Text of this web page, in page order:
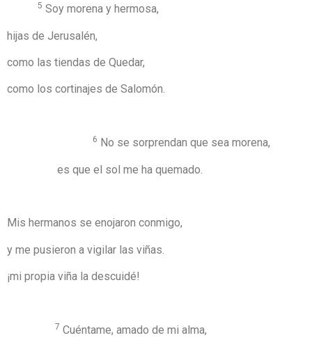
5 Soy morena y hermosa,
hijas de Jerusalén,
como las tiendas de Quedar,
como los cortinajes de Salomón.
6 No se sorprendan que sea morena,
es que el sol me ha quemado.
Mis hermanos se enojaron conmigo,
y me pusieron a vigilar las viñas.
¡mi propia viña la descuidé!
7 Cuéntame, amado de mi alma,